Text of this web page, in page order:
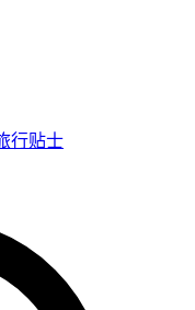
行贴士